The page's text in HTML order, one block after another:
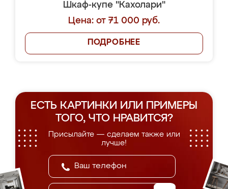
Шкаф-купе "Кахолари"
Цена: от 71 000 руб.
ПОДРОБНЕЕ
ЕСТЬ КАРТИНКИ ИЛИ ПРИМЕРЫ
ТОГО, ЧТО НРАВИТСЯ?
Присылайте — сделаем также или
лучше!